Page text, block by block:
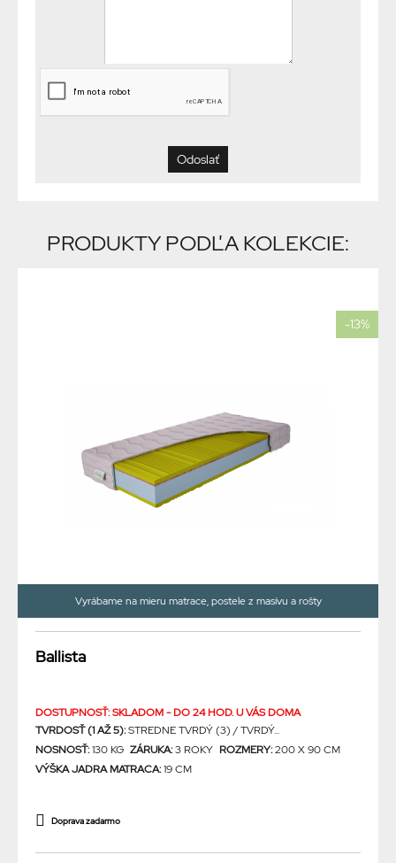
PRODUKTY PODĽA KOLEKCIE:
-13%
Vyrábame na mieru matrace, postele z masívu a rošty
Ballista
DOSTUPNOSŤ: SKLADOM - DO 24 HOD. U VÁS DOMA
TVRDOSŤ (1 AŽ 5):STREDNE TVRDÝ (3) / TVRDÝ...
NOSNOSŤ:130 KG ZÁRUKA:3 ROKY ROZMERY:200 X 90 CM
VÝŠKA JADRA MATRACA:19 CM
Doprava zadarmo